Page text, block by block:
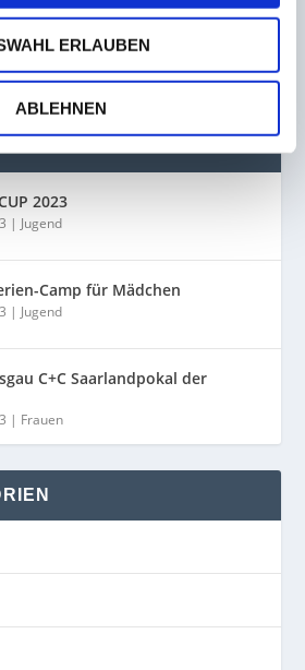
ERLAUBEN
ABLEHNEN
2023
| Jugend
Camp für Mädchen
| Jugend
C+C Saarlandpokal der
| Frauen